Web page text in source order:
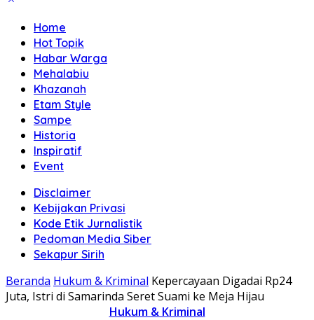
Home
Hot Topik
Habar Warga
Mehalabiu
Khazanah
Etam Style
Sampe
Historia
Inspiratif
Event
Disclaimer
Kebijakan Privasi
Kode Etik Jurnalistik
Pedoman Media Siber
Sekapur Sirih
Beranda Hukum & Kriminal Kepercayaan Digadai Rp24
Juta, Istri di Samarinda Seret Suami ke Meja Hijau
Hukum & Kriminal